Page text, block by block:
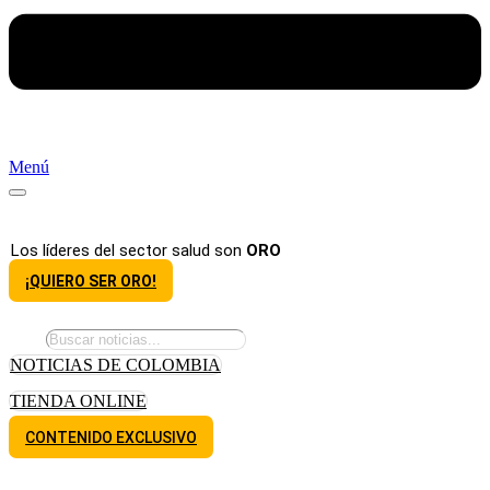
Menú
Los líderes del sector salud son ORO
¡QUIERO SER ORO!
NOTICIAS DE COLOMBIA
TIENDA ONLINE
CONTENIDO EXCLUSIVO